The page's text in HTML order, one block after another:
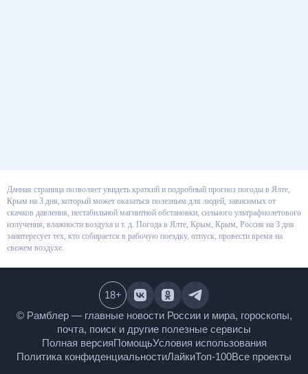
Данная страница позволяет увидеть краткий и подробный прогноз
погоды в Ялте, Крым на 3 дня, который может оказаться полезным для
людей, зависимых от скачков давления, нестабильной магнитной
обстановки, сильного ультрафиолетового излучения, влажности воздуха
и т. д. Погода в Ялте, Крым, Крым, Россия на 3 дня заинтересует тех, кто
собирается в рабочую поездку, отпуск, провести время на свежем
© Рамблер — главные новости России и мира,
гороскопы, почта, поиск и другие полезные сервисы
Полная версияПомощьУсловия использования
18+